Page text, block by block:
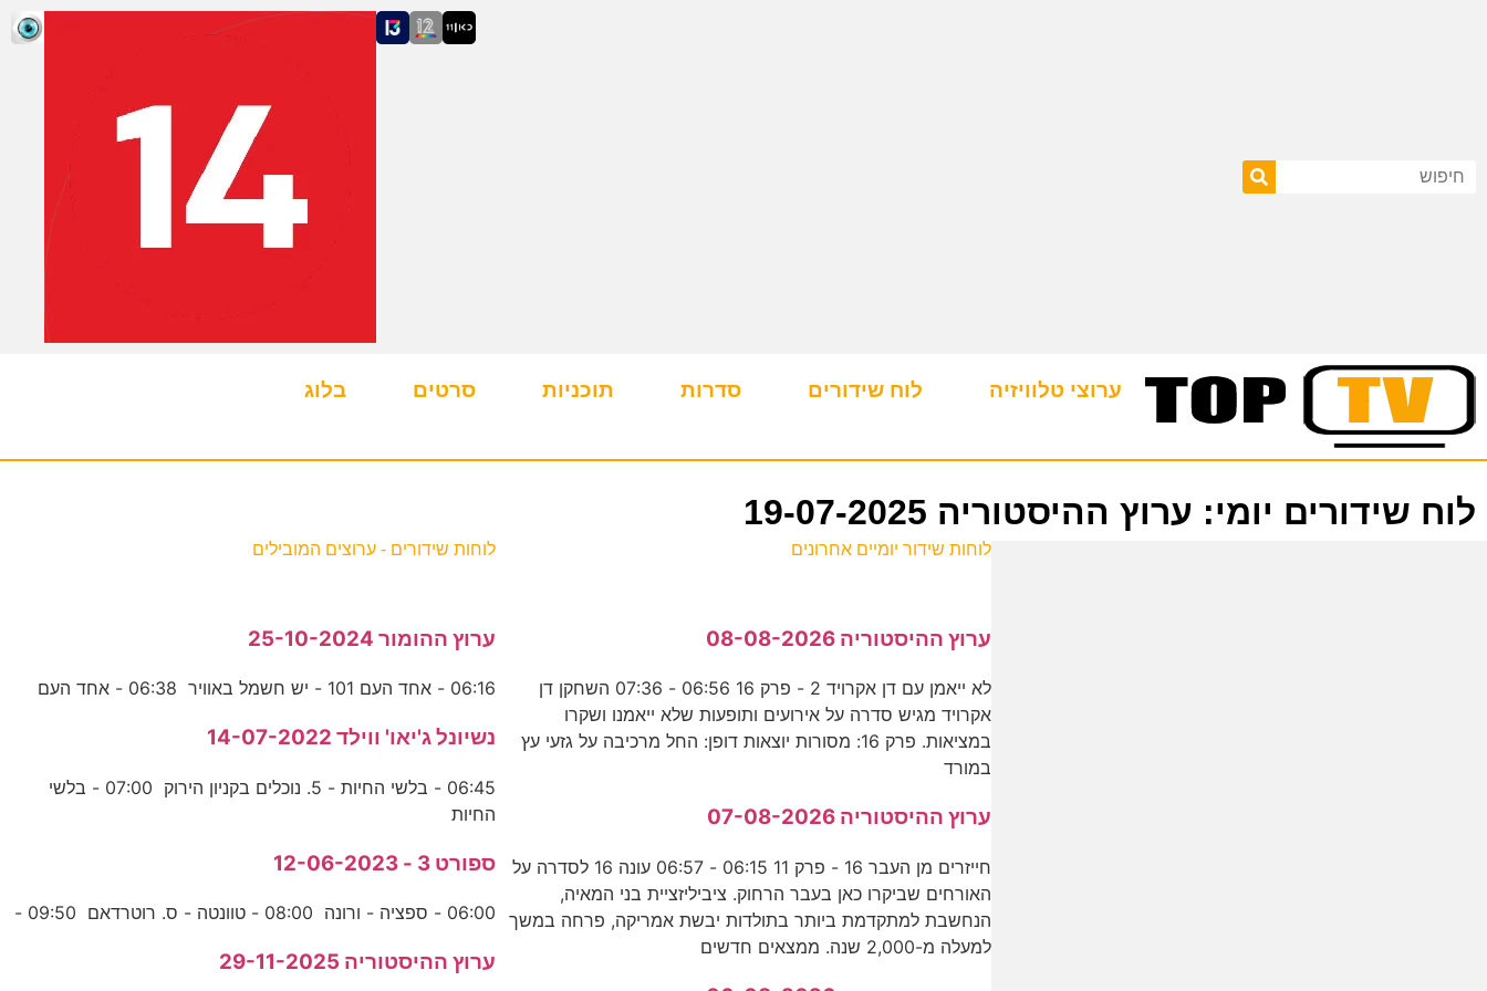
ערוצי טלוויזיה לוח שידורים סדרות תוכניות סרטים בלוג
לוח שידורים יומי: ערוץ ההיסטוריה 19-07-2025
לוחות שידור יומיים אחרונים
ערוץ ההיסטוריה 08-08-2026
לא ייאמן עם דן אקרויד 2 - פרק 16 06:56 - 07:36 השחקן דן
אקרויד מגיש סדרה על אירועים ותופעות שלא ייאמנו ושקרו
במציאות. פרק 16: מסורות יוצאות דופן: החל מרכיבה על גזעי עץ
במורד
ערוץ ההיסטוריה 07-08-2026
חייזרים מן העבר 16 - פרק 11 06:15 - 06:57 עונה 16 לסדרה על
האורחים שביקרו כאן בעבר הרחוק. ציביליזציית בני המאיה,
הנחשבת למתקדמת ביותר בתולדות יבשת אמריקה, פרחה במשך
למעלה מ-2,000 שנה. ממצאים חדשים
לוחות שידורים - ערוצים המובילים
ערוץ ההומור 25-10-2024
06:16 - אחד העם 101 - יש חשמל באוויר 06:38 - אחד העם
נשיונל ג'יאו' ווילד 14-07-2022
06:45 - בלשי החיות - 5. נוכלים בקניון הירוק 07:00 - בלשי
החיות
ספורט 3 - 12-06-2023
06:00 - ספציה - ורונה 08:00 - טוונטה - ס. רוטרדאם 09:50 -
ערוץ ההיסטוריה 29-11-2025